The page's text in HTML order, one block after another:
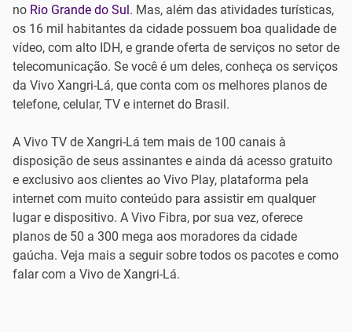
no Rio Grande do Sul. Mas, além das atividades turísticas,
os 16 mil habitantes da cidade possuem boa qualidade de
vídeo, com alto IDH, e grande oferta de serviços no setor de
telecomunicação. Se você é um deles, conheça os serviços
da Vivo Xangri-Lá, que conta com os melhores planos de
telefone, celular, TV e internet do Brasil.
A Vivo TV de Xangri-Lá tem mais de 100 canais à
disposição de seus assinantes e ainda dá acesso gratuito
e exclusivo aos clientes ao Vivo Play, plataforma pela
internet com muito conteúdo para assistir em qualquer
lugar e dispositivo. A Vivo Fibra, por sua vez, oferece
planos de 50 a 300 mega aos moradores da cidade
gaúcha. Veja mais a seguir sobre todos os pacotes e como
falar com a Vivo de Xangri-Lá.